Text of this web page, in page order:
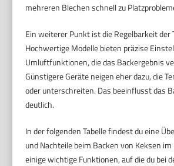
mehreren Blechen schnell zu
Ein weiterer Punkt ist die Regelbarkeit der
Hochwertige Modelle bieten präzise
Umluftfunktionen, die das Backergebnis
Günstigere Geräte neigen eher dazu, die
oder unterschreiten. Das beeinflusst das
deutlich.
In der folgenden Tabelle findest du eine
und Nachteile beim Backen von Keksen
einige wichtige Funktionen, auf die du bei